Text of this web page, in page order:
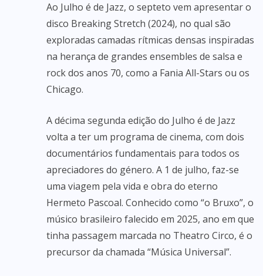
Ao Julho é de Jazz, o septeto vem apresentar o
disco Breaking Stretch (2024), no qual são
exploradas camadas rítmicas densas inspiradas
na herança de grandes ensembles de salsa e
rock dos anos 70, como a Fania All-Stars ou os
Chicago.
A décima segunda edição do Julho é de Jazz
volta a ter um programa de cinema, com dois
documentários fundamentais para todos os
apreciadores do género. A 1 de julho, faz-se
uma viagem pela vida e obra do eterno
Hermeto Pascoal. Conhecido como “o Bruxo”, o
músico brasileiro falecido em 2025, ano em que
tinha passagem marcada no Theatro Circo, é o
precursor da chamada “Música Universal”.